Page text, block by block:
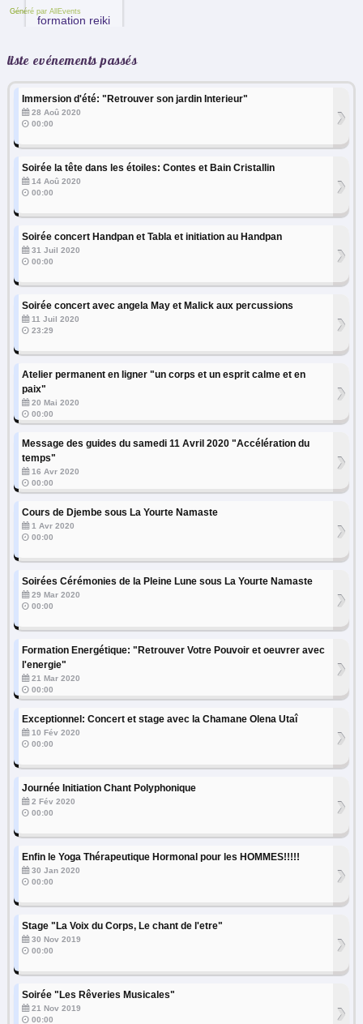
Généré par AllEvents
liste evénements passés
Immersion d'été: "Retrouver son jardin Interieur"
28 Aoû 2020
00:00
›
Soirée la tête dans les étoiles: Contes et Bain Cristallin
14 Aoû 2020
00:00
›
Soirée concert Handpan et Tabla et initiation au Handpan
31 Juil 2020
00:00
›
Soirée concert avec angela May et Malick aux percussions
11 Juil 2020
23:29
›
Atelier permanent en ligner "un corps et un esprit calme et en
paix"
20 Mai 2020
00:00
›
Message des guides du samedi 11 Avril 2020 "Accélération du
temps"
16 Avr 2020
00:00
›
Cours de Djembe sous La Yourte Namaste
1 Avr 2020
00:00
›
Soirées Cérémonies de la Pleine Lune sous La Yourte Namaste
29 Mar 2020
00:00
›
Formation Energétique: "Retrouver Votre Pouvoir et oeuvrer avec
l'energie"
21 Mar 2020
00:00
›
Exceptionnel: Concert et stage avec la Chamane Olena Utaî
10 Fév 2020
00:00
›
Journée Initiation Chant Polyphonique
2 Fév 2020
00:00
›
Enfin le Yoga Thérapeutique Hormonal pour les HOMMES!!!!!
30 Jan 2020
00:00
›
Stage "La Voix du Corps, Le chant de l'etre"
30 Nov 2019
00:00
›
Soirée "Les Rêveries Musicales"
21 Nov 2019
00:00
›